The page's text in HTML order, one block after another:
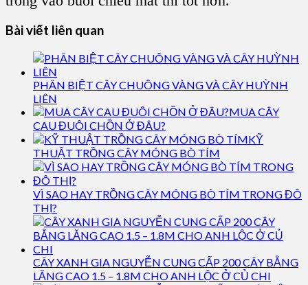
Bài viết liên quan
PHÂN BIỆT CÂY CHUÔNG VÀNG VÀ CÂY HUỲNH
LIÊN
MUA CÂY
CAU ĐUÔI CHỒN Ở ĐÂU?
KỸ
THUẬT TRỒNG CÂY MÓNG BÒ TÍM
VÌ SAO HAY TRỒNG CÂY MÓNG BÒ TÍM TRONG ĐÔ
THỊ?
CÂY XANH GIA NGUYỄN CUNG CẤP 200 CÂY BẰNG
LĂNG CAO 1.5 – 1.8M CHO ANH LỘC Ở CỦ CHI